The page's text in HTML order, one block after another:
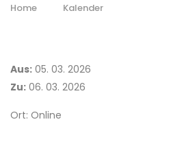
Home Kalender
Aus: 05. 03. 2026
Zu: 06. 03. 2026
Ort: Online